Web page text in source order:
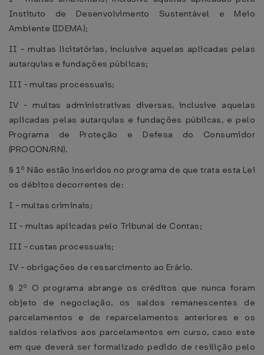
Instituto de Desenvolvimento Sustentável e Meio
Ambiente (IDEMA);
II - multas licitatórias, inclusive aquelas aplicadas pelas
autarquias e fundações públicas;
III - multas processuais;
IV - multas administrativas diversas, inclusive aquelas
aplicadas pelas autarquias e fundações públicas, e pelo
Programa de Proteção e Defesa do Consumidor
(PROCON/RN).
§ 1º Não estão inseridos no programa de que trata esta Lei
os débitos decorrentes de:
I - multas criminais;
II - multas aplicadas pelo Tribunal de Contas;
III - custas processuais;
IV - obrigações de ressarcimento ao Erário.
§ 2º O programa abrange os créditos que nunca foram
objeto de negociação, os saldos remanescentes de
parcelamentos e de reparcelamentos anteriores e os
saldos relativos aos parcelamentos em curso, caso este
em que deverá ser formalizado pedido de resilição pelo